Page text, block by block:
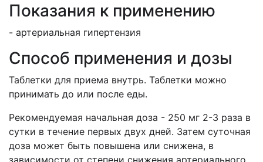
Показания к применению
- артериальная гипертензия
Способ применения и дозы
Таблетки для приема внутрь. Таблетки можно
принимать до или после еды.
Рекомендуемая начальная доза - 250 мг 2-3 раза в
сутки в течение первых двух дней. Затем суточная
доза может быть повышена или снижена, в
зависимости от степени снижения артериального